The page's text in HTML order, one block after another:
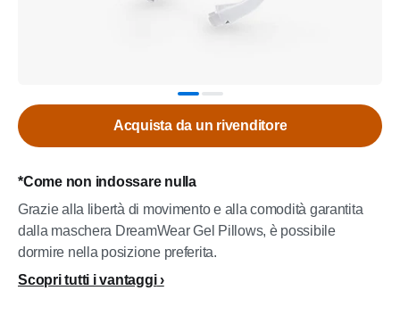
*Come non indossare nulla
Grazie alla libertà di movimento e alla comodità garantita
dalla maschera DreamWear Gel Pillows, è possibile
dormire nella posizione preferita.
Scopri tutti i vantaggi
Acquista da un rivenditore